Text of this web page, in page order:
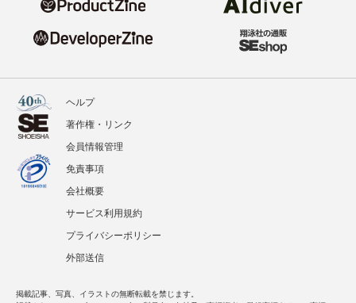
ヘルプ
著作権・リンク
会員情報管理
免責事項
会社概要
サービス利用規約
プライバシーポリシー
外部送信
掲載記事、写真、イラストの無断転載を禁じます。